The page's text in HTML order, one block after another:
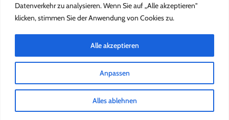
Datenverkehr zu analysieren. Wenn Sie auf „Alle akzeptieren"
klicken, stimmen Sie der Anwendung von Cookies zu.
Anpassen
Alles ablehnen
Alle akzeptieren
2022 Kleine Försterei